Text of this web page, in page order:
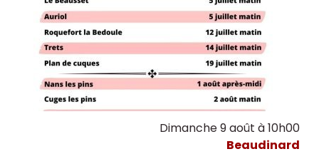
Dimanche 9 août à 10h00
Beaudinard